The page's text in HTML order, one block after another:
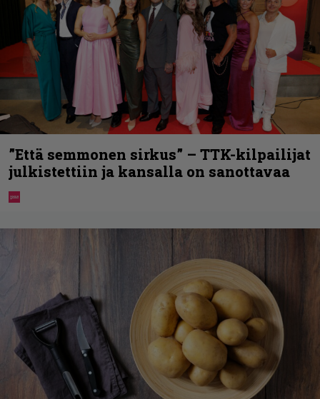
”Että semmonen sirkus” – TTK-kilpailijat
julkistettiin ja kansalla on sanottavaa